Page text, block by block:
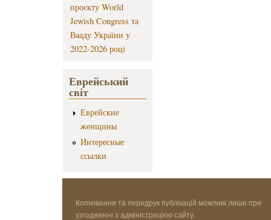
проєкту World
Jewish Congress та
Вааду України у
2022-2026 році
Еврейський
світ
Еврейские
женщины
Интересные
ссылки
Копіювання та передрук публікацій можливі лише при
узгодженні з адміністрацією сайту.